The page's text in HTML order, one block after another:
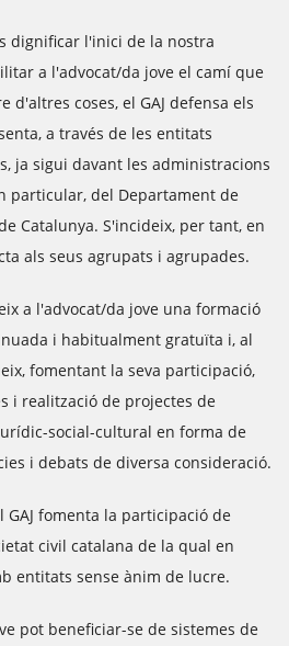
dignificar l'inici de la nostra
a l'advocat/da jove el camí que
d'altres coses, el GAJ defensa els
a través de les entitats
ja sigui davant les administracions
particular, del Departament de
Catalunya. S'incideix, per tant, en
als seus agrupats i agrupades.
a l'advocat/da jove una formació
i habitualment gratuïta i, al
fomentant la seva participació,
i realització de projectes de
social-cultural en forma de
i debats de diversa consideració.
GAJ fomenta la participació de
civil catalana de la qual en
entitats sense ànim de lucre.
pot beneficiar-se de sistemes de